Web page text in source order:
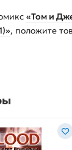
«Том и
, положите